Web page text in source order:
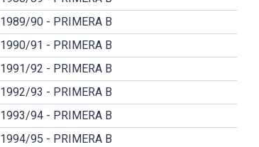
1989/90 - PRIMERA B
1990/91 - PRIMERA B
1991/92 - PRIMERA B
1992/93 - PRIMERA B
1993/94 - PRIMERA B
1994/95 - PRIMERA B